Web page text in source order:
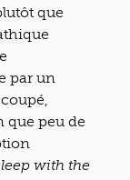
que
par un
que peu de
with the